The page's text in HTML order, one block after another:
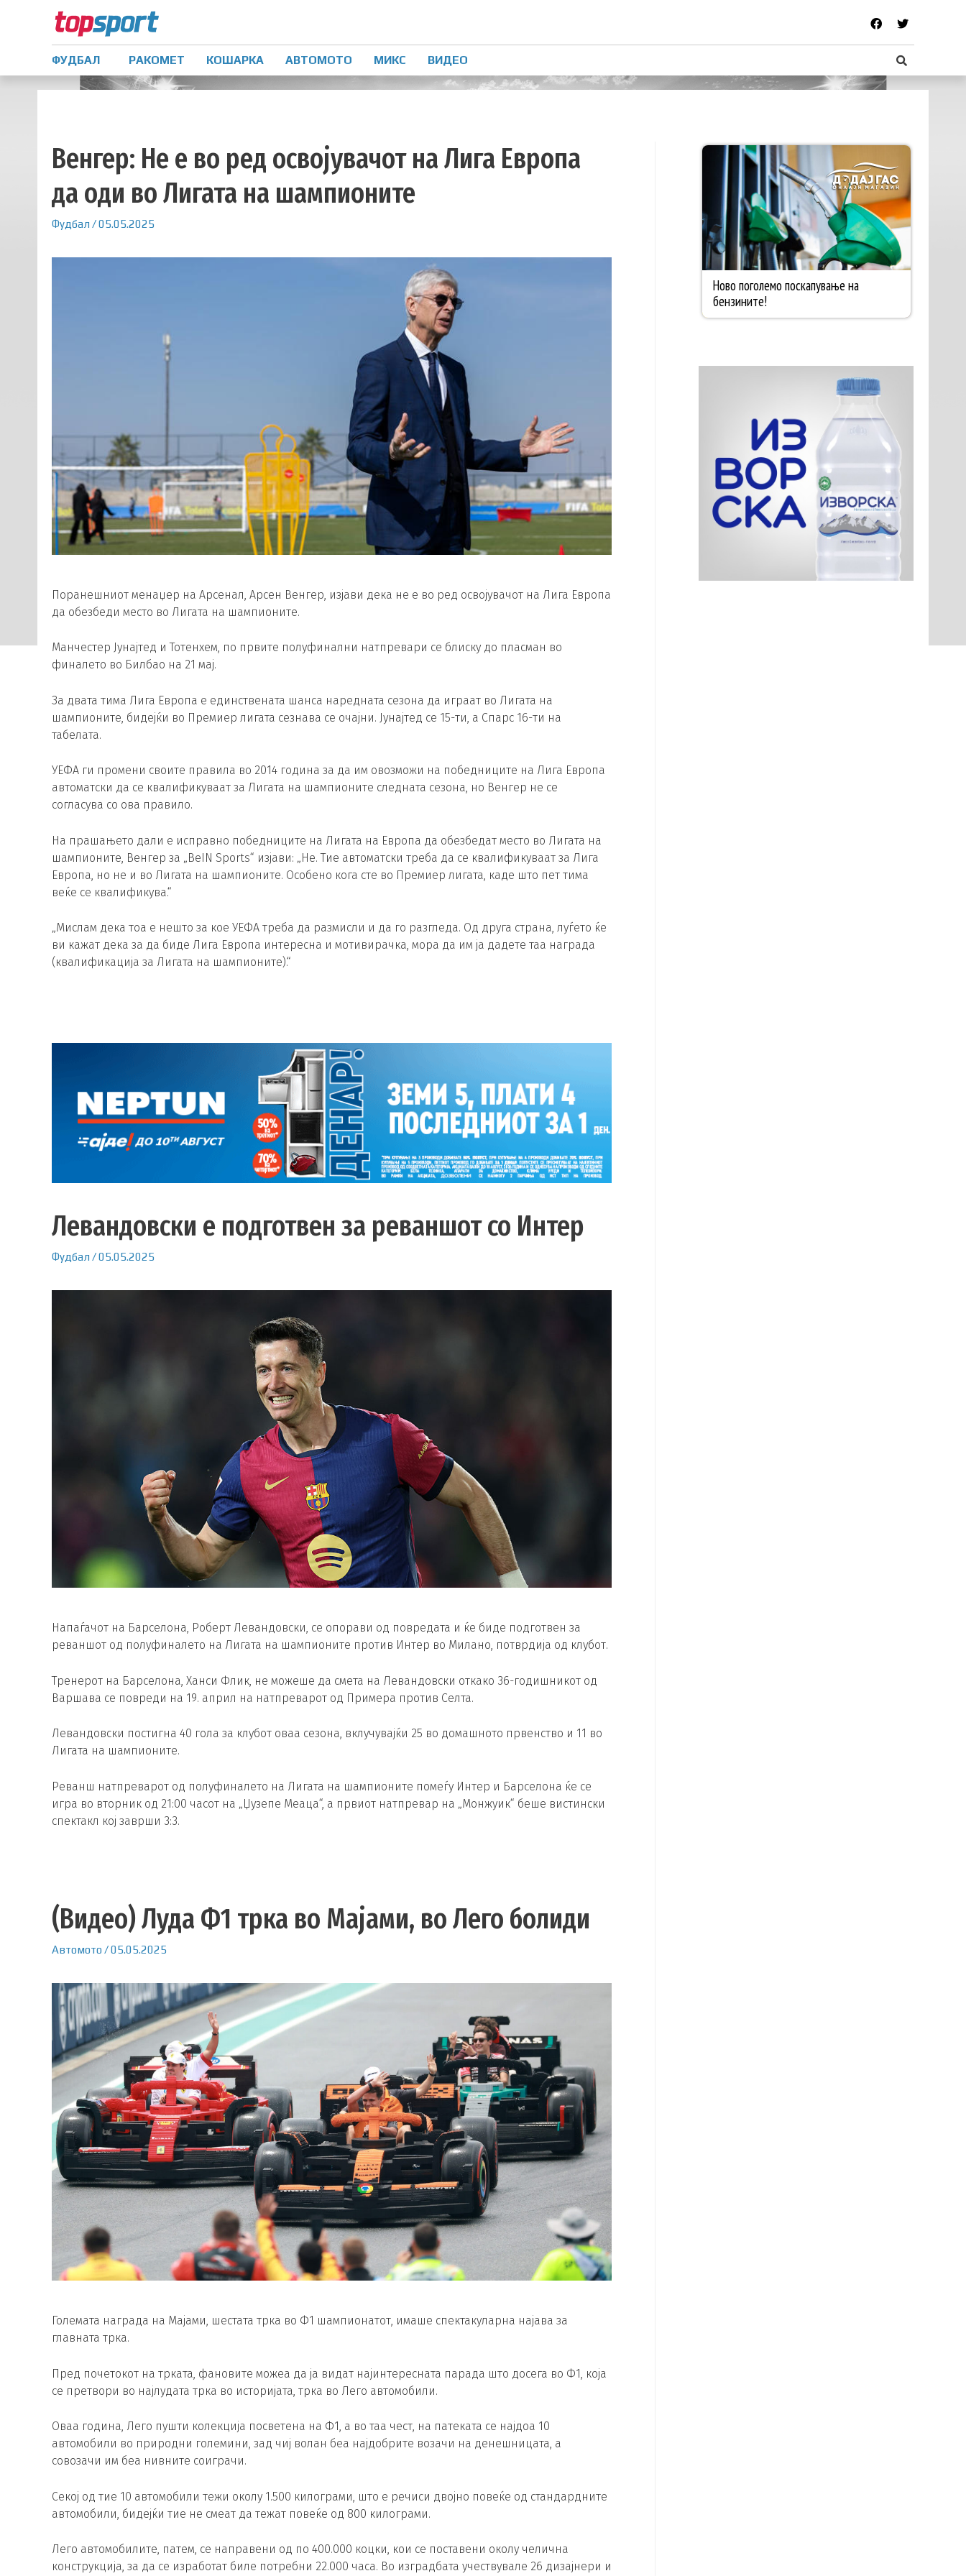
ФУДБАЛ РАКОМЕТ КОШАРКА АВТОМОТО МИКС ВИДЕО
Венгер: Не е во ред освојувачот на Лига Европа
да оди во Лигата на шампионите
Фудбал /05.05.2025
Поранешниот менаџер на Арсенал, Арсен Венгер, изјави дека не е во ред освојувачот на Лига Европа
да обезбеди место во Лигата на шампионите.
Манчестер Јунајтед и Тотенхем, по првите полуфинални натпревари се блиску до пласман во
финалето во Билбао на 21 мај.
За двата тима Лига Европа е единствената шанса наредната сезона да играат во Лигата на
шампионите, бидејќи во Премиер лигата сезнава се очајни. Јунајтед се 15-ти, а Спарс 16-ти на
табелата.
УЕФА ги промени своите правила во 2014 година за да им овозможи на победниците на Лига Европа
автоматски да се квалификуваат за Лигата на шампионите следната сезона, но Венгер не се
согласува со ова правило.
На прашањето дали е исправно победниците на Лигата на Европа да обезбедат место во Лигата на
шампионите, Венгер за „BeIN Sports“ изјави: „Не. Тие автоматски треба да се квалификуваат за Лига
Европа, но не и во Лигата на шампионите. Особено кога сте во Премиер лигата, каде што пет тима
веќе се квалификува.“
„Мислам дека тоа е нешто за кое УЕФА треба да размисли и да го разгледа. Од друга страна, луѓето ќе
ви кажат дека за да биде Лига Европа интересна и мотивирачка, мора да им ја дадете таа награда
(квалификација за Лигата на шампионите).“
Левандовски е подготвен за реваншот со Интер
Фудбал /05.05.2025
Напаѓачот на Барселона, Роберт Левандовски, се опорави од повредата и ќе биде подготвен за
реваншот од полуфиналето на Лигата на шампионите против Интер во Милано, потврдија од клубот.
Тренерот на Барселона, Ханси Флик, не можеше да смета на Левандовски откако 36-годишникот од
Варшава се повреди на 19. април на натпреварот од Примера против Селта.
Левандовски постигна 40 гола за клубот оваа сезона, вклучувајќи 25 во домашното првенство и 11 во
Лигата на шампионите.
Реванш натпреварот од полуфиналето на Лигата на шампионите помеѓу Интер и Барселона ќе се
игра во вторник од 21:00 часот на „Џузепе Меаца“, а првиот натпревар на „Монжуик“ беше вистински
спектакл кој заврши 3:3.
(Видео) Луда Ф1 трка во Мајами, во Лего болиди
Автомото /05.05.2025
Големата награда на Мајами, шестата трка во Ф1 шампионатот, имаше спектакуларна најава за
главната трка.
Пред почетокот на трката, фановите можеа да ја видат најинтересната парада што досега во Ф1, која
се претвори во најлудата трка во историјата, трка во Лего автомобили.
Оваа година, Лего пушти колекција посветена на Ф1, а во таа чест, на патеката се најдоа 10
автомобили во природни големини, зад чиј волан беа најдобрите возачи на денешницата, а
совозачи им беа нивните соиграчи.
Секој од тие 10 автомобили тежи околу 1.500 килограми, што е речиси двојно повеќе од стандардните
автомобили, бидејќи тие не смеат да тежат повеќе од 800 килограми.
Лего автомобилите, патем, се направени од по 400.000 коцки, кои се поставени околу челична
конструкција, за да се изработат биле потребни 22.000 часа. Во изградбата учествувале 26 дизајнери и